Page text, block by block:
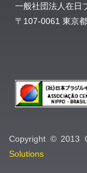
一般社団法人在日
〒107-0061 東京
Copyright © 2013
Solutions